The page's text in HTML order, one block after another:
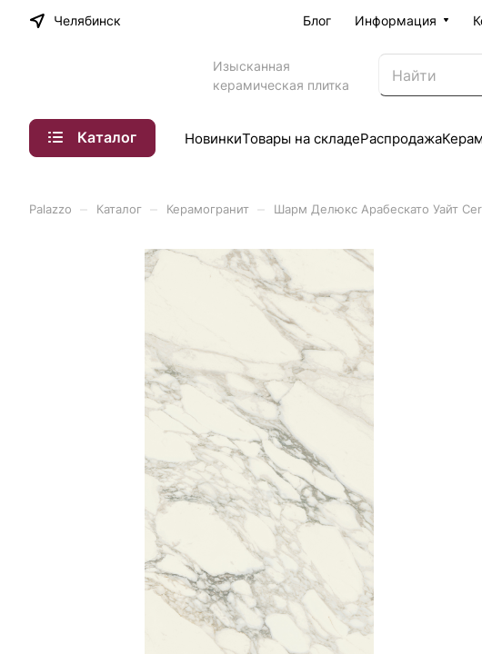
Челябинск Блог Информация
Изысканная
керамическая плитка
Каталог НовинкиТовары на складеРаспродажа
Palazzo Каталог Керамогранит Шарм Делюкс Арабескато Уайт